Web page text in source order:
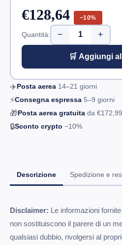
€128,64 −10%
Quantità: − +
🛒 Aggiungi
✈️Posta aerea 14–21 giorni
⚡Consegna espressa 5–9 giorni
🎁Posta aerea gratuita da €172,99
🔒Sconto crypto −10%
Descrizione Spedizione e
Disclaimer: Le informazioni
non sostituiscono il parere di un
qualsiasi dubbio, rivolgersi al